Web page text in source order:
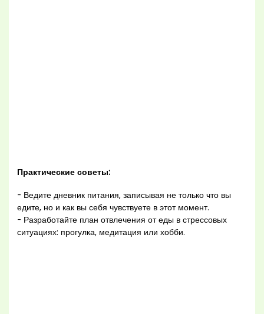
Практические советы:
- Ведите дневник питания, записывая не только что вы
едите, но и как вы себя чувствуете в этот момент.
- Разработайте план отвлечения от еды в стрессовых
ситуациях: прогулка, медитация или хобби.